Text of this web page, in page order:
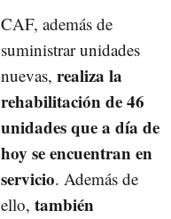
CAF, además de
suministrar unidades
nuevas, realiza la
rehabilitación de 46
unidades que a día de
hoy se encuentran en
servicio. Además de
ello, también